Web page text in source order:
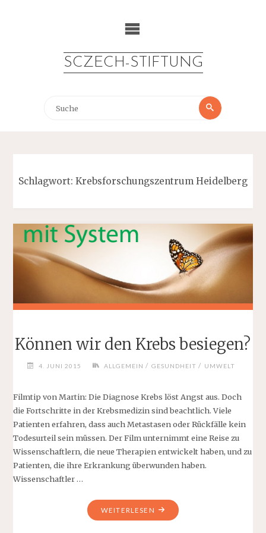
SCZECH-STIFTUNG
Suche
Suche
Schlagwort: Krebsforschungszentrum Heidelberg
Können wir den Krebs besiegen?
4. JUNI 2015 ALLGEMEIN / GESUNDHEIT / UMWELT
Filmtip von Martin: Die Diagnose Krebs löst Angst aus. Doch
die Fortschritte in der Krebsmedizin sind beachtlich. Viele
Patienten erfahren, dass auch Metastasen oder Rückfälle kein
Todesurteil sein müssen. Der Film unternimmt eine Reise zu
Wissenschaftlern, die neue Therapien entwickelt haben, und zu
Patienten, die ihre Erkrankung überwunden haben.
Wissenschaftler …
WEITERLESEN "KÖNNEN
WIR